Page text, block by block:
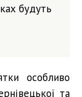
будуть
особливо
та